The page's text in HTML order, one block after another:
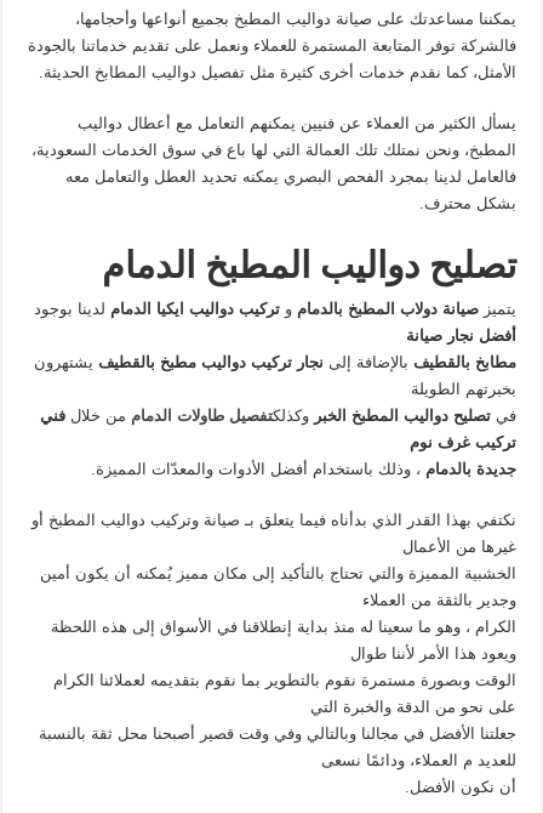
يمكننا مساعدتك على صيانة دواليب المطبخ بجميع أنواعها وأحجامها،
فالشركة توفر المتابعة المستمرة للعملاء ونعمل على تقديم خدماتنا بالجودة
الأمثل، كما نقدم خدمات أخرى كثيرة مثل تفصيل دواليب المطابخ الحديثة.
يسأل الكثير من العملاء عن فنيين يمكنهم التعامل مع أعطال دواليب
المطبخ، ونحن نمتلك تلك العمالة التي لها باع في سوق الخدمات السعودية،
فالعامل لدينا بمجرد الفحص البصري يمكنه تحديد العطل والتعامل معه
بشكل محترف.
تصليح دواليب المطبخ الدمام
يتميزصيانة دولاب المطبخ بالدماموتركيب دواليب ايكيا الدمام لدينا بوجود
أفضل نجار صيانة
مطابخ بالقطيف بالإضافة إلى نجار تركيب دواليب مطبخ بالقطيف يشتهرون
بخبرتهم الطويلة
فيتصليح دواليب المطبخ الخبروكذلكتفصيل طاولات الدمام من خلالفني
تركيب غرف نوم
جديدة بالدمام ، وذلك باستخدام أفضل الأدوات والمعدّات المميزة.
نكتفي بهذا القدر الذي بدأناه فيما يتعلق بـ صيانة وتركيب دواليب المطبخ أو
غيرها من الأعمال
الخشبية المميزة والتي تحتاج بالتأكيد إلى مكان مميز يُمكنه أن يكون أمين
وجدير بالثقة من العملاء
الكرام ، وهو ما سعينا له منذ بداية إنطلاقنا في الأسواق إلى هذه اللحظة
ويعود هذا الأمر لأننا طوال
الوقت وبصورة مستمرة نقوم بالتطوير بما نقوم بتقديمه لعملائنا الكرام
على نحو من الدقة والخبرة التي
جعلتنا الأفضل في مجالنا وبالتالي وفي وقت قصير أصبحنا محل ثقة بالنسبة
للعديد م العملاء، ودائمًا نسعى
أن نكون الأفضل.